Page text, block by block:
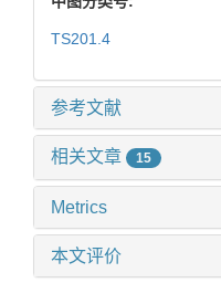
TS201.4
参考文献
相关文章 15
Metrics
本文评价